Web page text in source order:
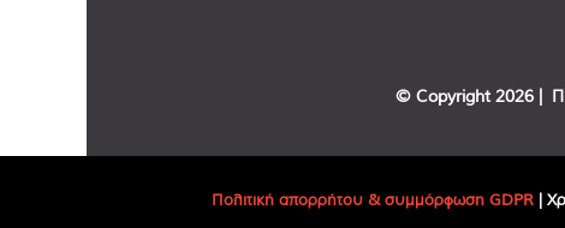
© Copyright 2026 |
Πολιτική απορρήτου & συμμόρφωση GDPR |